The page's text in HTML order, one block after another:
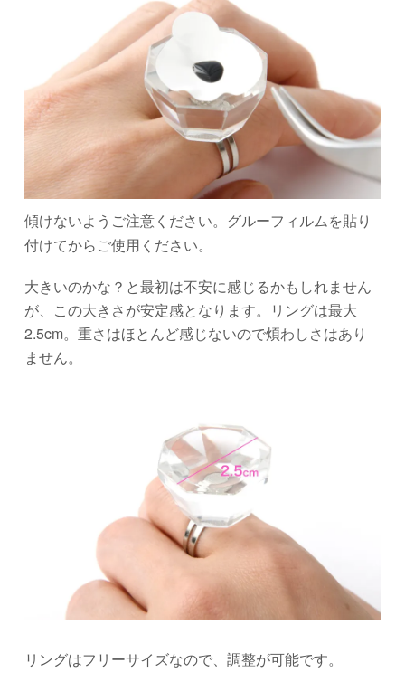
傾けないようご注意ください。グルーフィルムを貼り
付けてからご使用ください。
大きいのかな？と最初は不安に感じるかもしれません
が、この大きさが安定感となります。リングは最大
2.5cm。重さはほとんど感じないので煩わしさはあり
ません。
リングはフリーサイズなので、調整が可能です。